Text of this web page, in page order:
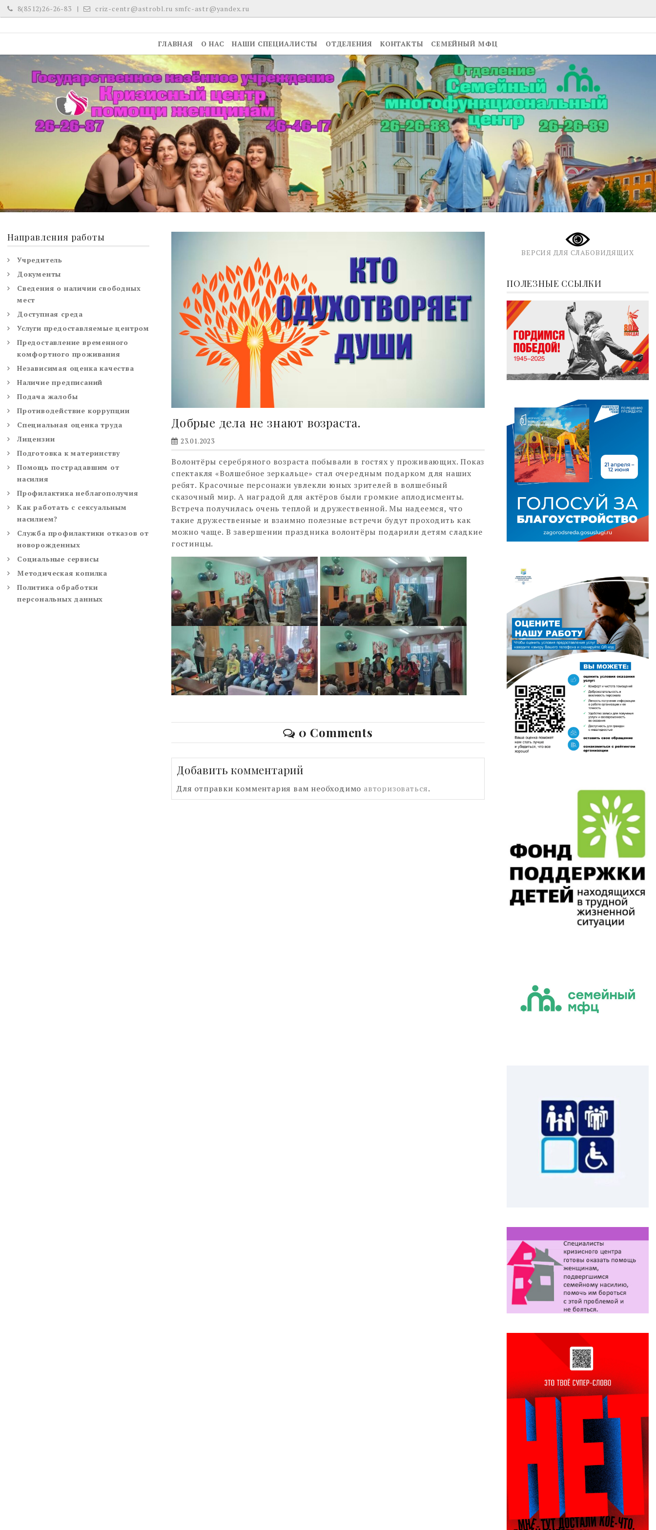
Skip
to
8(8512)26-26-83 criz-centr@astrobl.ru smfc-astr@yandex.ru
ГЛАВНАЯ О НАС НАШИ СПЕЦИАЛИСТЫ ОТДЕЛЕНИЯ КОНТАКТЫ СЕМЕЙНЫЙ МФЦ
Добрые дела не знают возраста.
23.01.2023
Волонтёры серебряного возраста побывали в гостях у проживающих. Показ
спектакля «Волшебное зеркальце» стал очередным подарком для наших
ребят. Красочные персонажи увлекли юных зрителей в волшебный
сказочный мир. А наградой для актёров были громкие аплодисменты.
Встреча получилась очень теплой и дружественной. Мы надеемся, что
такие дружественные и взаимно полезные встречи будут проходить как
можно чаще. В завершении праздника волонтёры подарили детям сладкие
гостинцы.
0 Comments
Добавить комментарий
Для отправки комментария вам необходимо авторизоваться.
Направления работы
Учредитель
Документы
Сведения о наличии свободных
мест
Доступная среда
Услуги предоставляемые центром
Предоставление временного
комфортного проживания
Независимая оценка качества
Наличие предписаний
Подача жалобы
Противодействие коррупции
Специальная оценка труда
Лицензии
Подготовка к материнству
Помощь пострадавшим от
насилия
Профилактика неблагополучия
Как работать с сексуальным
насилием?
Служба профилактики отказов от
новорожденных
Социальные сервисы
Методическая копилка
Политика обработки
персональных данных
ВЕРСИЯ ДЛЯ СЛАБОВИДЯЩИХ
ПОЛЕЗНЫЕ ССЫЛКИ